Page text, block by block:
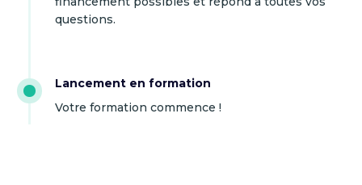
questions.
Lancement en formation
Votre formation commence !